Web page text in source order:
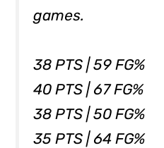
games.
38 PTS | 59 FG%
40 PTS | 67 FG%
38 PTS | 50 FG%
35 PTS | 64 FG%